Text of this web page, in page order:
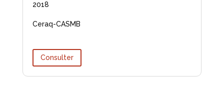
2018
Ceraq-CASMB
Consulter